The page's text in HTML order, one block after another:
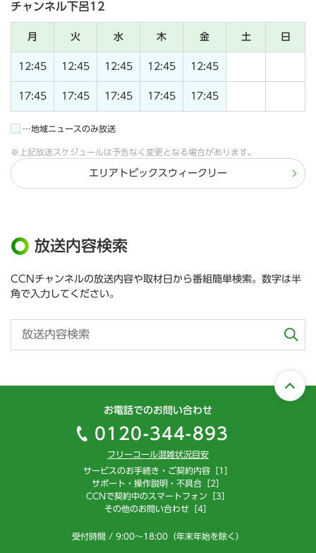
チャンネル下呂12
月 火 水 木 金 土 日
12:45 12:45 12:45 12:45 12:45
17:45 17:45 17:45 17:45 17:45
…地域ニュースのみ放送
※上記放送スケジュールは予告なく変更となる場合があります。
エリアトピックスウィークリー
放送内容検索
CCNチャンネルの放送内容や取材日から番組簡単検索。数字は半
角で入力してください。
お電話でのお問い合わせ
0120-344-893
フリーコール混雑状況目安
サービスのお手続き・ご契約内容［1］
サポート・操作説明・不具合［2］
CCNで契約中のスマートフォン［3］
その他のお問い合わせ［4］
受付時間 / 9:00～18:00（年末年始を除く）